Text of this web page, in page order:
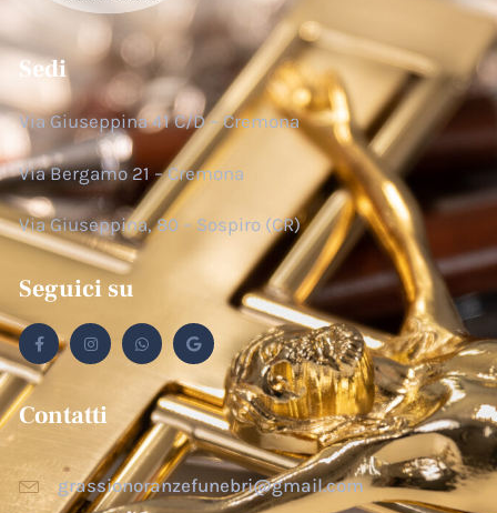
Sedi
Via Giuseppina 41 C/D – Cremona
Via Bergamo 21 – Cremona
Via Giuseppina, 80 – Sospiro (CR)
Seguici su
Contatti
grassionoranzefunebri@gmail.com